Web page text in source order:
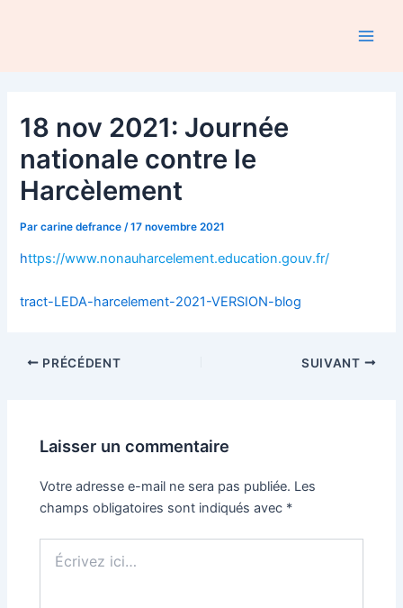
18 nov 2021: Journée
nationale contre le
Harcèlement
Parcarine defrance /17 novembre 2021
https://www.nonauharcelement.education.gouv.fr/
tract-LEDA-harcelement-2021-VERSION-blog
NavigationPRÉCÉDENT SUIVANT
Laisser un commentaire
Votre adresse e-mail ne sera pas publiée. Les
champs obligatoires sont indiqués avec *
ici…